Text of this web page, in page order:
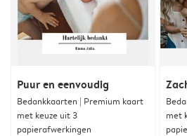
Puur en eenvoudig
Bedankkaarten | Premium kaart
met keuze uit 3
papierafwerkingen
met